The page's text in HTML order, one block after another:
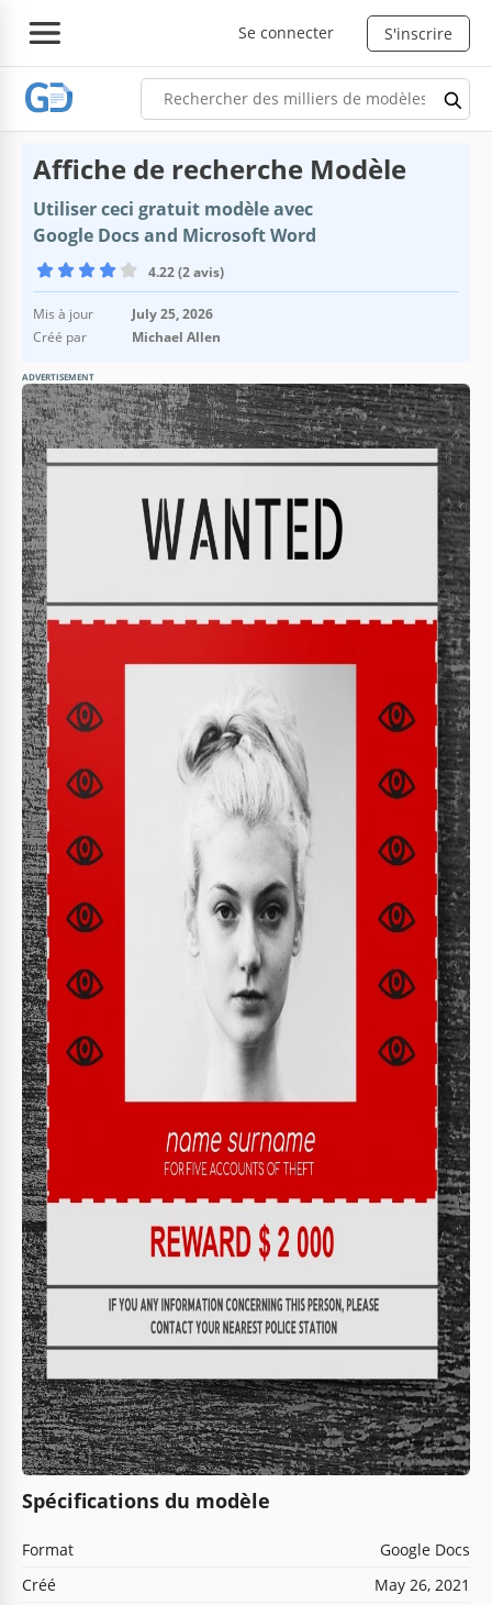
Se connecter S'inscrire
Affiche de recherche Modèle
Utiliser ceci gratuit modèle avec
Google Docs and Microsoft Word
4.22 (2 avis)
Mis à jour
July 25, 2026
Créé par
Michael Allen
ADVERTISEMENT
Spécifications du modèle
Format
Google Docs
Créé
May 26, 2021